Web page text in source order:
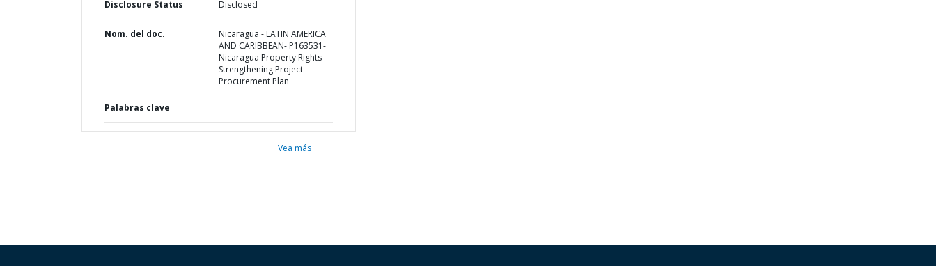
Disclosure Status Disclosed
Nom. del doc.
Nicaragua - LATIN AMERICA
AND CARIBBEAN- P163531-
Nicaragua Property Rights
Strengthening Project -
Procurement Plan
Palabras clave
Vea más